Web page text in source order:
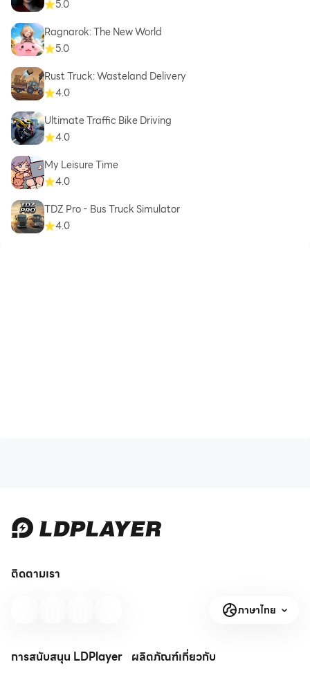
5.0
Ragnarok: The New World
5.0
Rust Truck: Wasteland Delivery
4.0
Ultimate Traffic Bike Driving
4.0
My Leisure Time
4.0
TDZ Pro - Bus Truck Simulator
4.0
ติดตามเรา
ภาษาไทย
การสนับสนุน LDPlayer ผลิตภัณฑ์เกี่ยวกับ